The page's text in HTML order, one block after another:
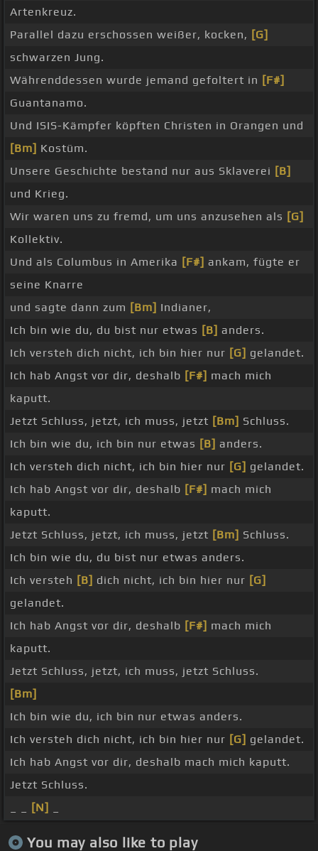
Artenkreuz.
Parallel dazu erschossen weißer, kocken, [G]
schwarzen Jung.
Währenddessen wurde jemand gefoltert in [F#]
Guantanamo.
Und ISIS-Kämpfer köpften Christen in Orangen und
[Bm] Kostüm.
Unsere Geschichte bestand nur aus Sklaverei [B]
und Krieg.
Wir waren uns zu fremd, um uns anzusehen als [G]
Kollektiv.
Und als Columbus in Amerika [F#] ankam, fügte er
seine Knarre
und sagte dann zum [Bm] Indianer,
Ich bin wie du, du bist nur etwas [B] anders.
Ich versteh dich nicht, ich bin hier nur [G] gelandet.
Ich hab Angst vor dir, deshalb [F#] mach mich
kaputt.
Jetzt Schluss, jetzt, ich muss, jetzt [Bm] Schluss.
Ich bin wie du, ich bin nur etwas [B] anders.
Ich versteh dich nicht, ich bin hier nur [G] gelandet.
Ich hab Angst vor dir, deshalb [F#] mach mich
kaputt.
Jetzt Schluss, jetzt, ich muss, jetzt [Bm] Schluss.
Ich bin wie du, du bist nur etwas anders.
Ich versteh [B] dich nicht, ich bin hier nur [G]
gelandet.
Ich hab Angst vor dir, deshalb [F#] mach mich
kaputt.
Jetzt Schluss, jetzt, ich muss, jetzt Schluss.
[Bm]
Ich bin wie du, ich bin nur etwas anders.
Ich versteh dich nicht, ich bin hier nur [G] gelandet.
Ich hab Angst vor dir, deshalb mach mich kaputt.
Jetzt Schluss.
[N]
You may also like to play